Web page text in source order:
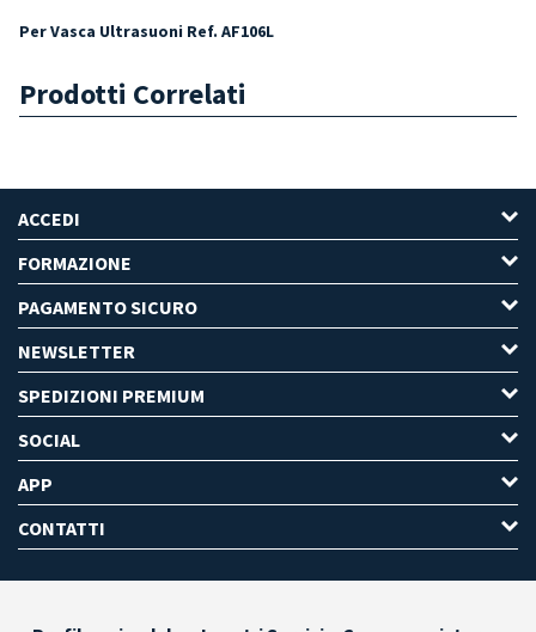
Per Vasca Ultrasuoni Ref. AF106L
Prodotti Correlati
ACCEDI
FORMAZIONE
PAGAMENTO SICURO
NEWSLETTER
SPEDIZIONI PREMIUM
SOCIAL
APP
CONTATTI